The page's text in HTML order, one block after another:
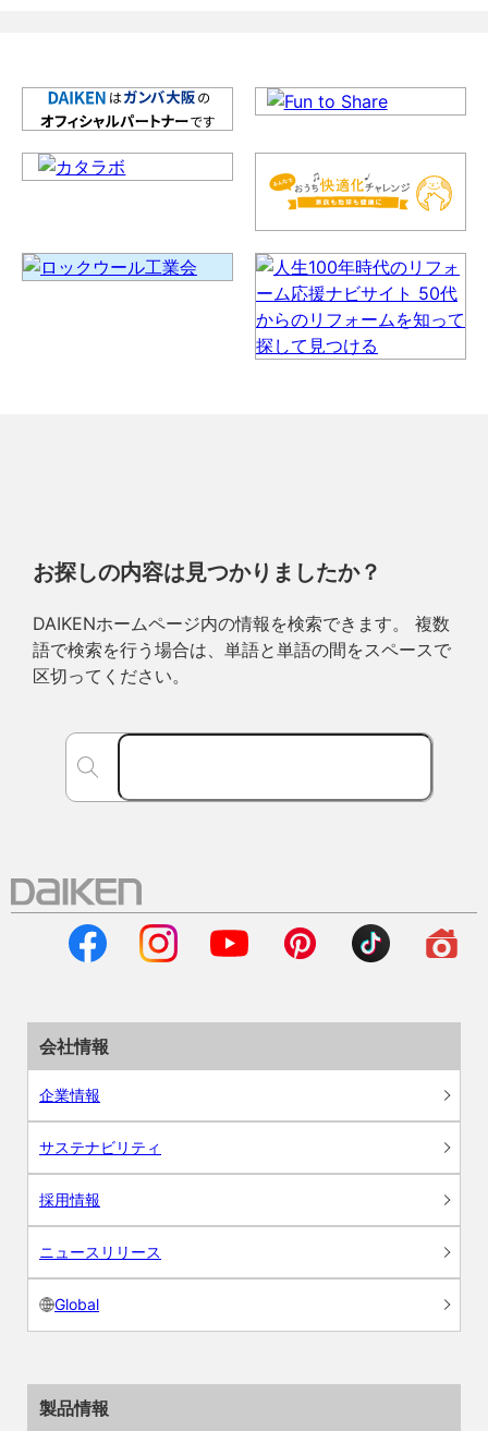
お探しの内容は見つかりましたか？
DAIKENホームページ内の情報を検索できます。 複数
語で検索を行う場合は、単語と単語の間をスペースで
区切ってください。
会社情報
企業情報
サステナビリティ
採用情報
ニュースリリース
Global
製品情報